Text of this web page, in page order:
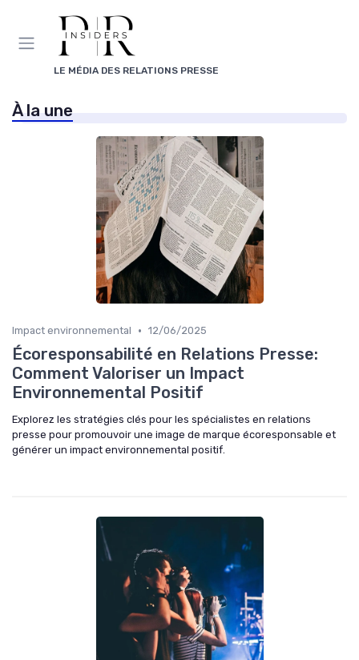
LE MÉDIA DES RELATIONS PRESSE
À la une
Impact environnemental • 12/06/2025
Écoresponsabilité en Relations Presse:
Comment Valoriser un Impact
Environnemental Positif
Explorez les stratégies clés pour les spécialistes en relations
presse pour promouvoir une image de marque écoresponsable et
générer un impact environnemental positif.